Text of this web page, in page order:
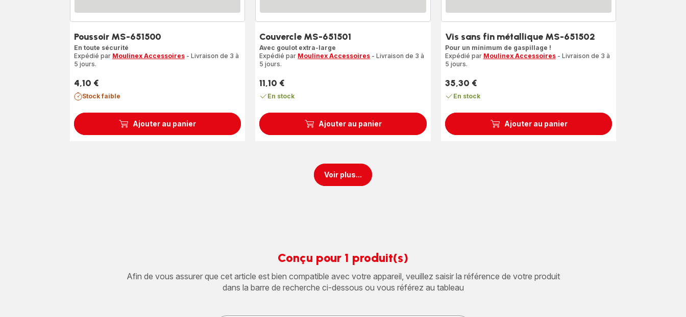
Ajouter au panier
Poussoir MS-651500
En toute sécurité
Expédié par Moulinex Accessoires- Livraison de 3 à
5 jours.
Prix
4,10 €
Stock faible
Ajouter au panier
Couvercle MS-651501
Avec goulot extra-large
Expédié par Moulinex Accessoires - Livraison de 3 à
5 jours.
Prix
11,10 €
En stock
Ajouter au panier
Vis sans fin métallique MS-651502
Pour un minimum de gaspillage !
Expédié par Moulinex Accessoires- Livraison de 3 à
5 jours.
Prix
35,30 €
En stock
Voir plus...
Conçu pour 1 produit(s)
Afin de vous assurer que cet article est bien compatible avec votre appareil, veuillez saisir la référence de votre produit
dans la barre de recherche ci-dessous ou vous référez au tableau